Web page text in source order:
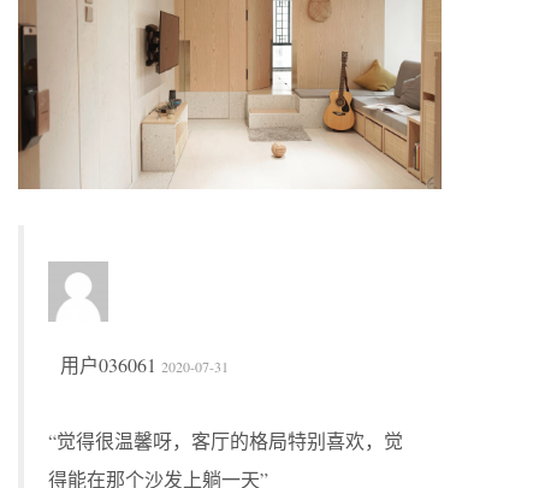
用户036061 2020-07-31
“觉得很温馨呀，客厅的格局特别喜欢，觉
得能在那个沙发上躺一天”